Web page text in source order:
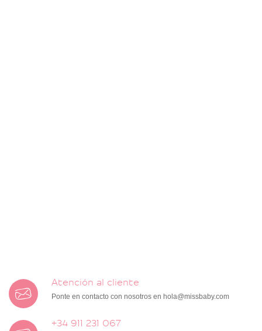
Atención al cliente
Ponte en contacto con nosotros en hola@missbaby.com
+34 911 231 067